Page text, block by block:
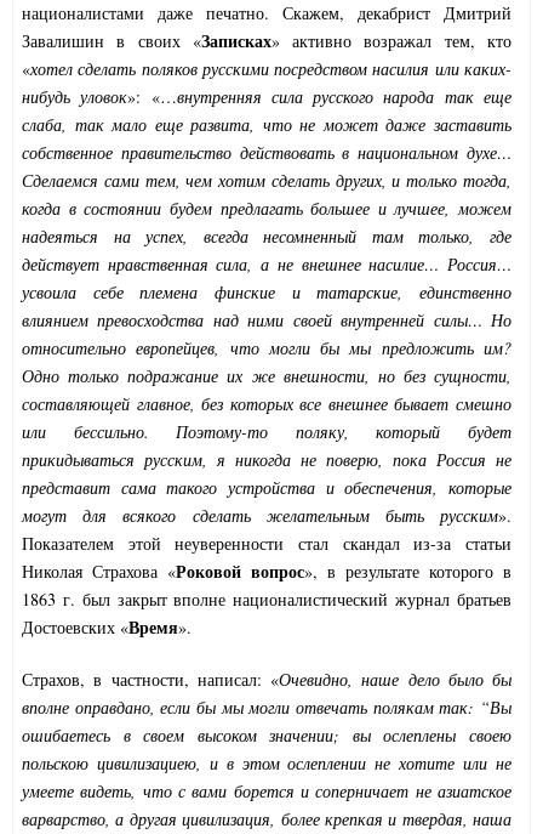
националистами даже печатно. Скажем, декабрист Дмитрий
Завалишин в своих «Записках» активно возражал тем, кто
«хотел сделать поляков русскими посредством насилия или каких-
нибудь уловок»: «…внутренняя сила русского народа так еще
слаба, так мало еще развита, что не может даже заставить
собственное правительство действовать в национальном духе…
Сделаемся сами тем, чем хотим сделать других, и только тогда,
когда в состоянии будем предлагать большее и лучшее, можем
надеяться на успех, всегда несомненный там только, где
действует нравственная сила, а не внешнее насилие… Россия…
усвоила себе племена финские и татарские, единственно
влиянием превосходства над ними своей внутренней силы… Но
относительно европейцев, что могли бы мы предложить им?
Одно только подражание их же внешности, но без сущности,
составляющей главное, без которых все внешнее бывает смешно
или бессильно. Поэтому-то поляку, который будет
прикидываться русским, я никогда не поверю, пока Россия не
представит сама такого устройства и обеспечения, которые
могут для всякого сделать желательным быть русским».
Показателем этой неуверенности стал скандал из-за статьи
Николая Страхова «Роковой вопрос», в результате которого в
1863 г. был закрыт вполне националистический журнал братьев
Достоевских «Время».
Страхов, в частности, написал: «Очевидно, наше дело было бы
вполне оправдано, если бы мы могли отвечать полякам так: “Вы
ошибаетесь в своем высоком значении; вы ослеплены своею
польскою цивилизациею, и в этом ослеплении не хотите или не
умеете видеть, что с вами борется и соперничает не азиатское
варварство, а другая цивилизация, более крепкая и твердая, наша